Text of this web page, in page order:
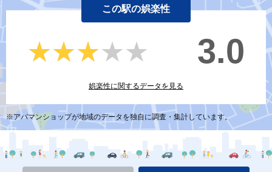
この駅の娯楽性
★★★★★
★★★★★ 3.0
娯楽性に関するデータを見る
※アパマンショップが地域のデータを独自に調査・集計しています。